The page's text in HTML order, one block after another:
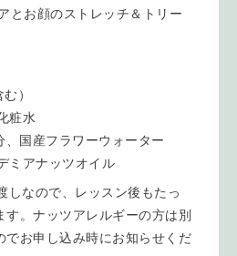
とお顔のストレッチ＆トリー
）
粧水
、国産フラワーウォーター
ミアナッツオイル
なので、レッスン後もたっ
。ナッツアレルギーの方は別
でお申し込み時にお知らせくだ